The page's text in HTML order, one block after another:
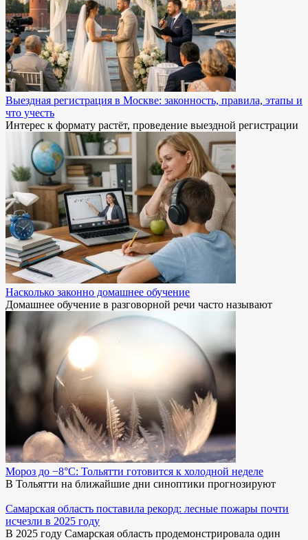
Выездная регистрация в Москве: законность, правила, этапы и
что учесть
Интерес к формату растёт, проведение выездной регистрации
Насколько законно домашнее обучение
Домашнее обучение в разговорной речи часто называют
Мороз до −8°C: Тольятти готовится к холодной неделе
В Тольятти на ближайшие дни синоптики прогнозируют
Самарская область поставила рекорд: лесные пожары почти
исчезли в 2025 году
В 2025 году Самарская область продемонстрировала один